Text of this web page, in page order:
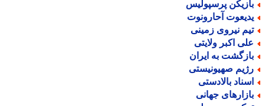
پرسپولیس
آحارونوت
نیروی زمینی
اکبر ولایتی
به ایران
صهیونیستی
بالادستی
جهانی